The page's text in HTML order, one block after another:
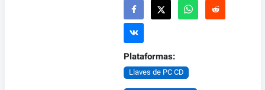
buscar materias...
Plataformas:
Llaves de PC CD